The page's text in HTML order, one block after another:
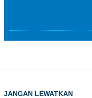
JANGAN LEWATKAN